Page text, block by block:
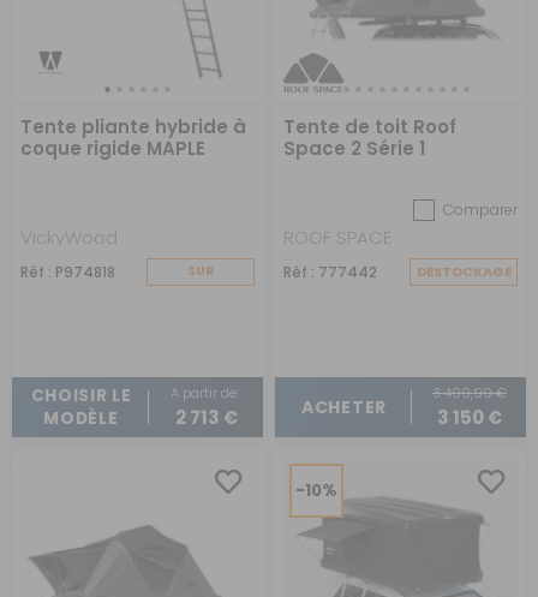
Tente pliante hybride à
coque rigide MAPLE
VickyWood
Réf : P974818
SUR
CHOISIR LE
MODÈLE
A partir de :
2 713 €
Tente de toit Roof
Space 2 Série 1
Comparer
ROOF SPACE
Réf : 777442 DESTOCKAGE
ACHETER
3 499,99 €
3 150 €
-10%